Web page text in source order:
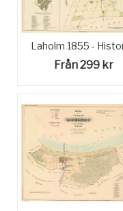
Från 299 kr